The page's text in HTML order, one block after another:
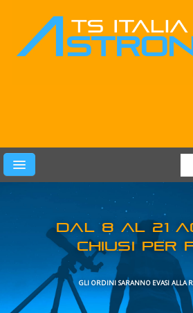
PRODOTTI
LEARN & FUN
MARCHI